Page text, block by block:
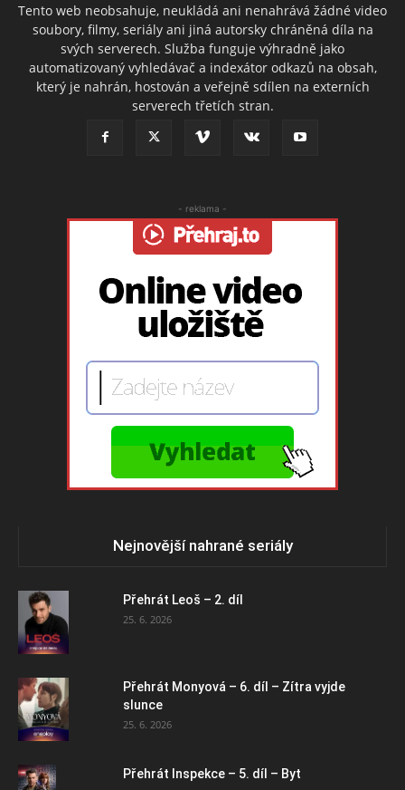
Tento web neobsahuje, neukládá ani nenahrává žádné video
soubory, filmy, seriály ani jiná autorsky chráněná díla na
svých serverech. Služba funguje výhradně jako
automatizovaný vyhledávač a indexátor odkazů na obsah,
který je nahrán, hostován a veřejně sdílen na externích
serverech třetích stran.
- reklama -
Nejnovější nahrané seriály
Přehrát Leoš – 2. díl
25. 6. 2026
Přehrát Monyová – 6. díl – Zítra vyjde
slunce
25. 6. 2026
Přehrát Inspekce – 5. díl – Byt